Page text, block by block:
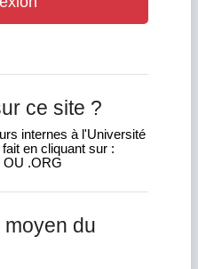
ce site ?
internes à l'Université
en cliquant sur :
OU .ORG
du